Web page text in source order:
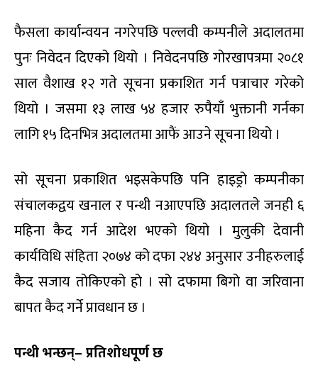
फैसला कार्यान्वयन नगरेपछि पल्लवी कम्पनीले अदालतमा
पुनः निवेदन दिएको थियो । निवेदनपछि गोरखापत्रमा २०८१
साल वैशाख १२ गते सूचना प्रकाशित गर्न पत्राचार गरेको
थियो । जसमा १३ लाख ५४ हजार रुपैयाँ भुक्तानी गर्नका
लागि १५ दिनभित्र अदालतमा आफैं आउने सूचना थियो ।
सो सूचना प्रकाशित भइसकेपछि पनि हाइड्रो कम्पनीका
संचालकद्वय खनाल र पन्थी नआएपछि अदालतले जनही ६
महिना कैद गर्न आदेश भएको थियो । मुलुकी देवानी
कार्यविधि संहिता २०७४ को दफा २४४ अनुसार उनीहरुलाई
कैद सजाय तोकिएको हो । सो दफामा बिगो वा जरिवाना
बापत कैद गर्ने प्रावधान छ ।
पन्थी भन्छन्– प्रतिशोधपूर्ण छ